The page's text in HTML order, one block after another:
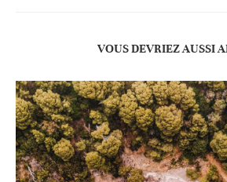
VOUS DEVRIEZ AUSSI